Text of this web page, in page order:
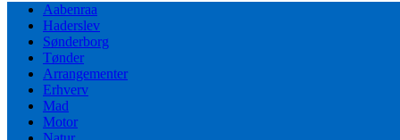
Aabenraa
Haderslev
Sønderborg
Tønder
Arrangementer
Erhverv
Mad
Motor